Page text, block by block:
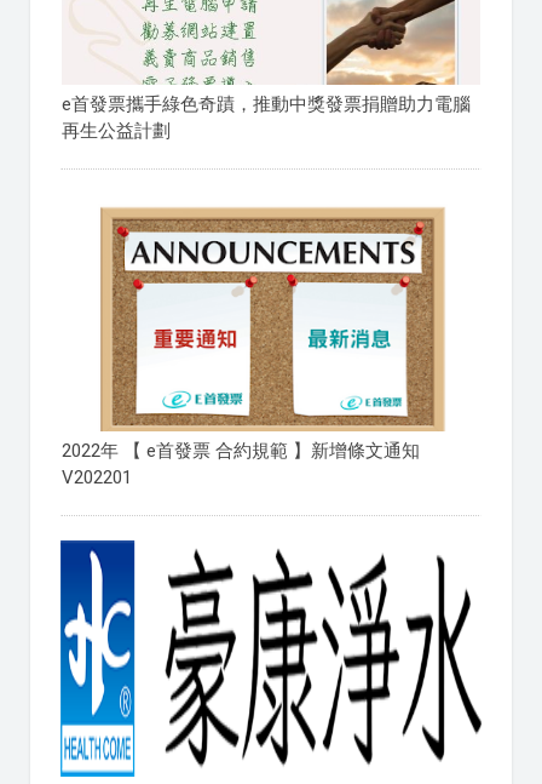
e首發票攜手綠色奇蹟，推動中獎發票捐贈助力電腦
再生公益計劃
2022年 【 e首發票 合約規範 】新增條文通知
V202201